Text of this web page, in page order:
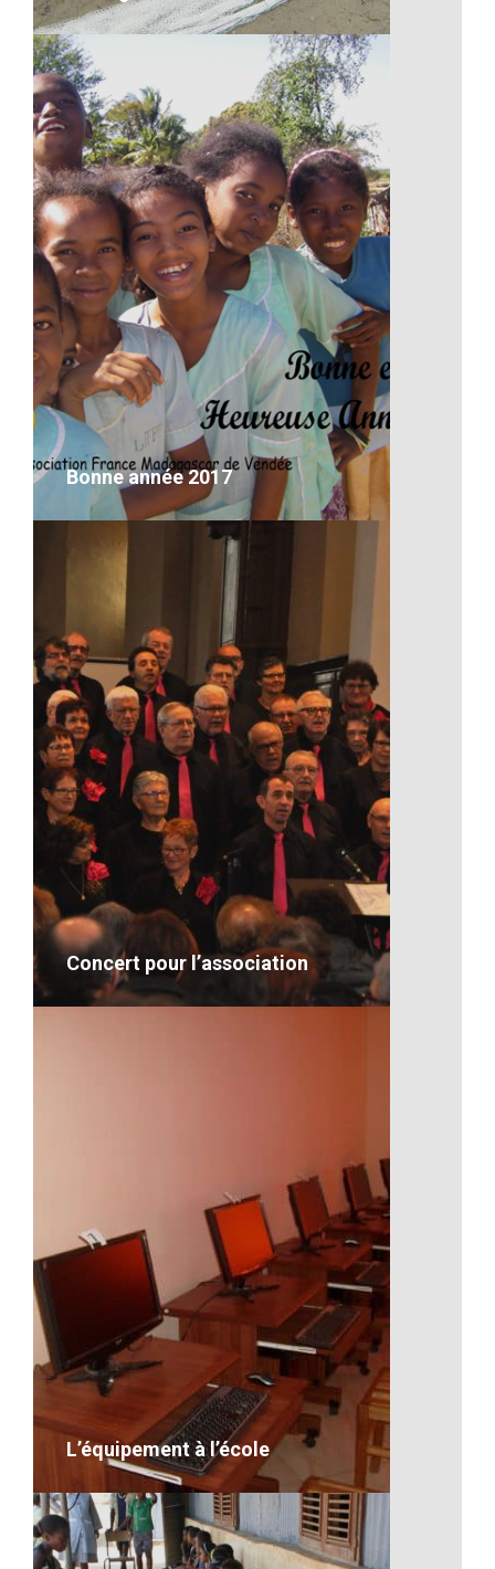
Artisanat-Des filets de pêche à
Madagascar
VOIR LE DÉTAIL
Bonne année 2017
Bonne année 2017
VOIR LE DÉTAIL
Concert pour l’association
Concert pour l’association
VOIR LE DÉTAIL
L’équipement à l’école